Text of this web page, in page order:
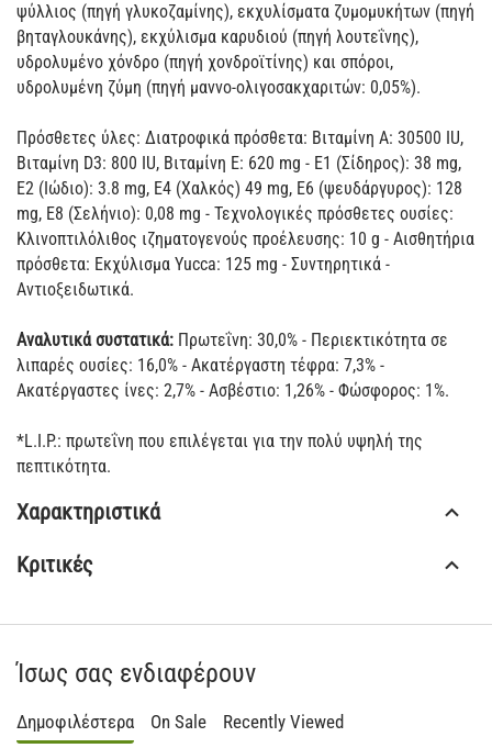
ψύλλιος (πηγή γλυκοζαμίνης), εκχυλίσματα ζυμομυκήτων (πηγή
βηταγλουκάνης), εκχύλισμα καρυδιού (πηγή λουτεΐνης),
υδρολυμένο χόνδρο (πηγή χονδροϊτίνης) και σπόροι,
υδρολυμένη ζύμη (πηγή μαννο-ολιγοσακχαριτών: 0,05%).
Πρόσθετες ύλες: Διατροφικά πρόσθετα: Βιταμίνη Α: 30500 IU,
Βιταμίνη D3: 800 IU, Βιταμίνη Ε: 620 mg - Ε1 (Σίδηρος): 38 mg,
Ε2 (Ιώδιο): 3.8 mg, Ε4 (Χαλκός) 49 mg, E6 (ψευδάργυρος): 128
mg, E8 (Σελήνιο): 0,08 mg - Τεχνολογικές πρόσθετες ουσίες:
Κλινοπτιλόλιθος ιζηματογενούς προέλευσης: 10 g - Αισθητήρια
πρόσθετα: Εκχύλισμα Υucca: 125 mg - Συντηρητικά -
Αντιοξειδωτικά.
Αναλυτικά συστατικά: Πρωτεΐνη: 30,0% - Περιεκτικότητα σε
λιπαρές ουσίες: 16,0% - Ακατέργαστη τέφρα: 7,3% -
Ακατέργαστες ίνες: 2,7% - Ασβέστιο: 1,26% - Φώσφορος: 1%.
*L.I.P.: πρωτεΐνη που επιλέγεται για την πολύ υψηλή της
πεπτικότητα.
Χαρακτηριστικά
Κριτικές
Ίσως σας ενδιαφέρουν
Δημοφιλέστερα On Sale Recently Viewed